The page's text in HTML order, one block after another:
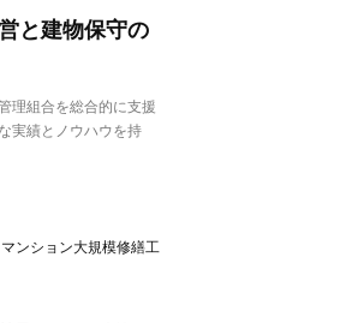
と建物保守の
理組合を総合的に支援
実績とノウハウを持
ンション大規模修繕工